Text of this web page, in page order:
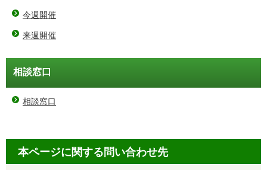
今週開催
来週開催
相談窓口
相談窓口
本ページに関する問い合わせ先